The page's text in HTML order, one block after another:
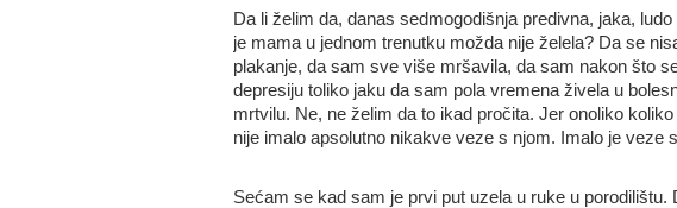
Da li želim da, danas sedmogodišnja predivna, jaka,
je mama u jednom trenutku možda nije želela? Da se
plakanje, da sam sve više mršavila, da sam nakon što
depresiju toliko jaku da sam pola vremena živela u
mrtvilu. Ne, ne želim da to ikad pročita. Jer onoliko
nije imalo apsolutno nikakve veze s njom. Imalo je veze
Sećam se kad sam je prvi put uzela u ruke u porodilištu.